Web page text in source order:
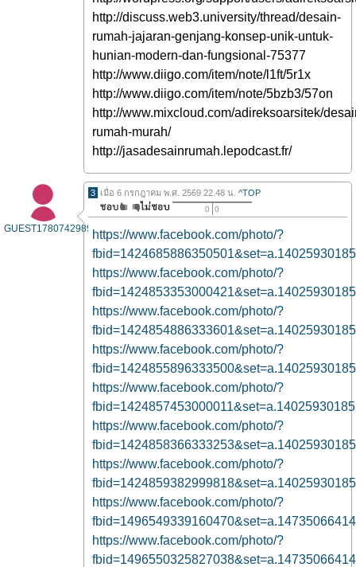
http://discuss.web3.university/thread/desain-
rumah-jajaran-genjang-konsep-unik-untuk-
hunian-modern-dan-fungsional-75377
http://www.diigo.com/item/note/l1ft/5r1x
http://www.diigo.com/item/note/5bzb3/57on
http://www.mixcloud.com/adireksoarsitek/
rumah-murah/
http://jasadesainrumah.lepodcast.fr/
GUEST1780742989
3 เมื่อ 6 กรกฎาคม พ.ศ. 2569 22.48 น. ^TOP
0 0
https://www.facebook.com/photo/?
https://www.facebook.com/photo/?
https://www.facebook.com/photo/?
https://www.facebook.com/photo/?
https://www.facebook.com/photo/?
https://www.facebook.com/photo/?
https://www.facebook.com/photo/?
https://www.facebook.com/photo/?
https://www.facebook.com/photo/?